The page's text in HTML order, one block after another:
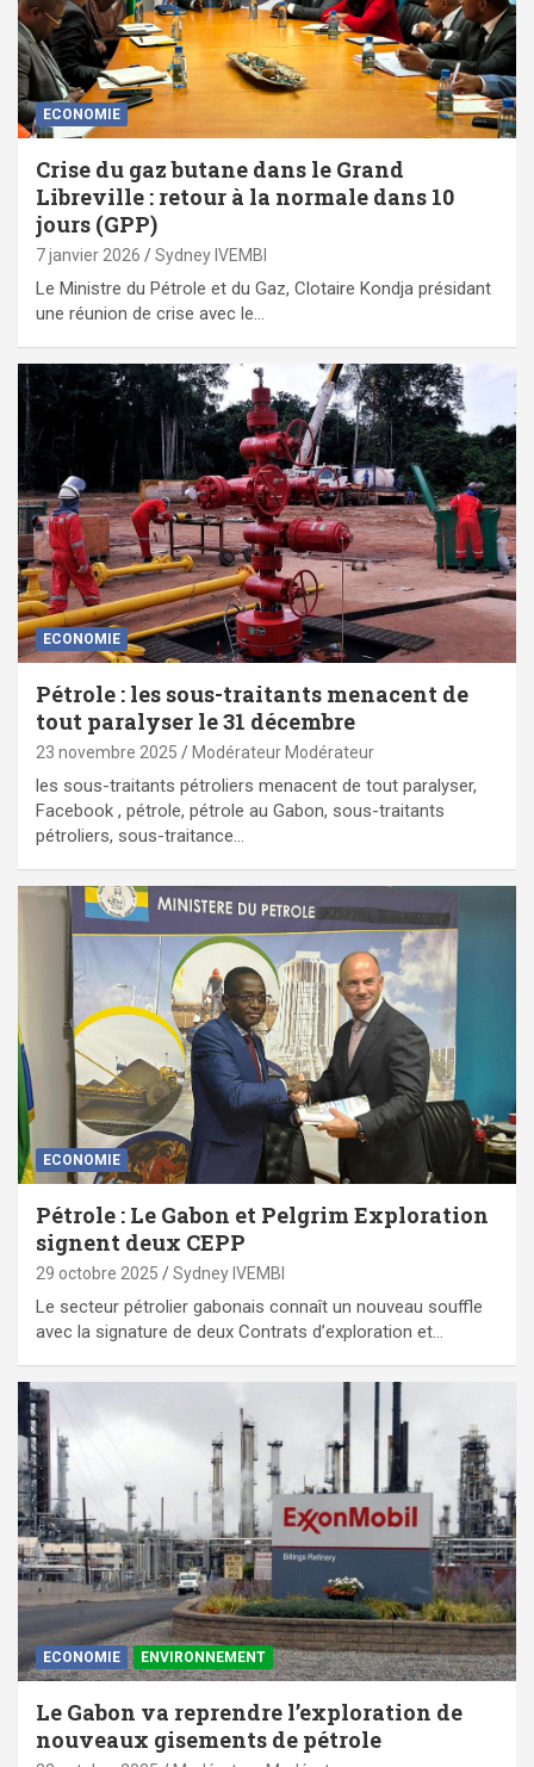
ECONOMIE
Crise du gaz butane dans le Grand
Libreville : retour à la normale dans 10
jours (GPP)
7 janvier 2026 Sydney IVEMBI
Le Ministre du Pétrole et du Gaz, Clotaire Kondja présidant
une réunion de crise avec le…
ECONOMIE
Pétrole : les sous-traitants menacent de
tout paralyser le 31 décembre
23 novembre 2025 Modérateur Modérateur
les sous-traitants pétroliers menacent de tout paralyser,
Facebook , pétrole, pétrole au Gabon, sous-traitants
pétroliers, sous-traitance…
ECONOMIE
Pétrole : Le Gabon et Pelgrim Exploration
signent deux CEPP
29 octobre 2025 Sydney IVEMBI
Le secteur pétrolier gabonais connaît un nouveau souffle
avec la signature de deux Contrats d’exploration et…
ECONOMIE ENVIRONNEMENT
Le Gabon va reprendre l’exploration de
nouveaux gisements de pétrole